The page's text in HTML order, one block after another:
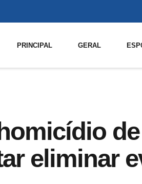
PRINCIPAL GERAL
eliminar